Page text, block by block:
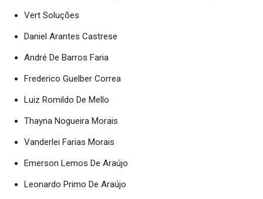
Vert Soluções
Daniel Arantes Castrese
André De Barros Faria
Frederico Guelber Correa
Luiz Romildo De Mello
Thayna Nogueira Morais
Vanderlei Farias Morais
Emerson Lemos De Araújo
Leonardo Primo De Araújo